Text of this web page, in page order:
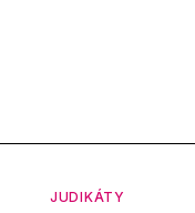
JUDIKÁTY